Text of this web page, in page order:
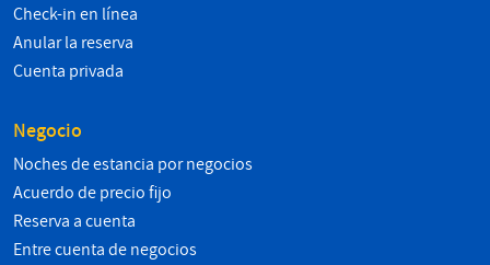
Check-in en línea
Anular la reserva
Cuenta privada
Negocio
Noches de estancia por negocios
Acuerdo de precio fijo
Reserva a cuenta
Entre cuenta de negocios